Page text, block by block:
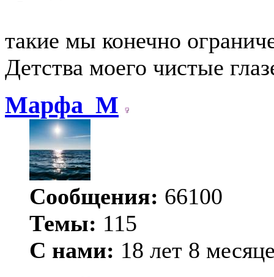
такие мы конечно
Детства моего чистые
Марфа_М
Сообщения: 66100
Темы: 115
С нами: 18 лет 8